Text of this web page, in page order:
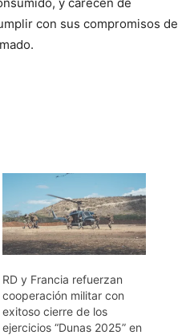
con sus compromisos de
RD y Francia refuerzan
cooperación militar con
exitoso cierre de los
ejercicios “Dunas 2025” en